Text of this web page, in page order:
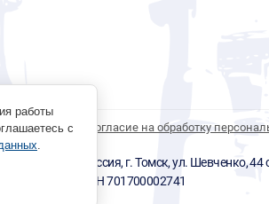
данных Согласие на обработку
Плюс» Россия, г. Томск, ул. Шевченко, 44
Д.Н. ИНН 701700002741
работы
с
.